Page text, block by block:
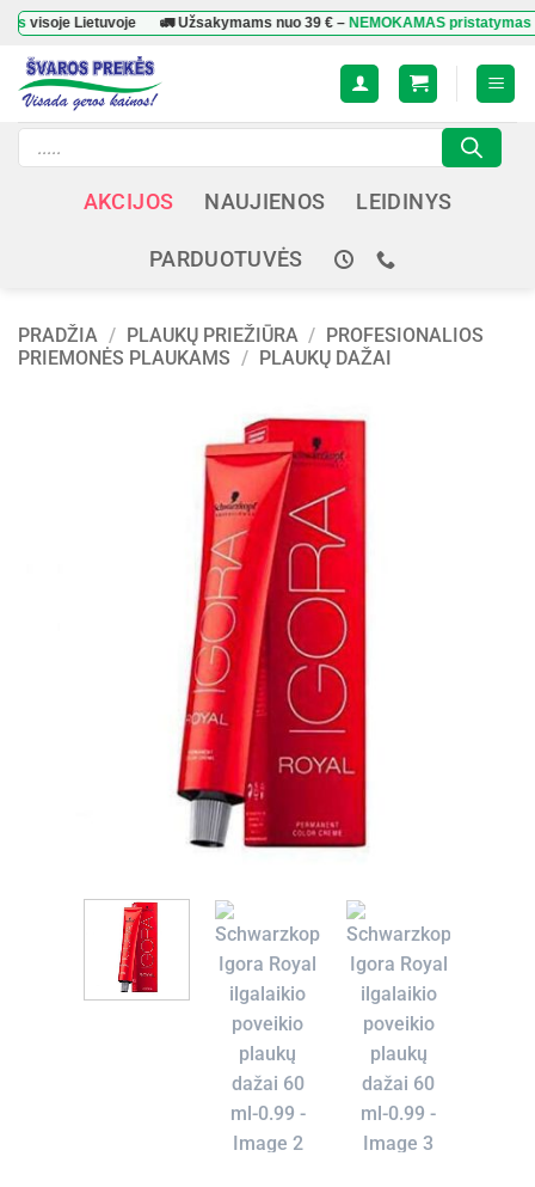
Skip
content
Lietuvoje 🚛 Užsakymams nuo39 €–NEMOKAMAS pristatymasvisoje
Products
search
AKCIJOS NAUJIENOS LEIDINYS
PARDUOTUVĖS
PRADŽIA / PLAUKŲ PRIEŽIŪRA / PROFESIONALIOS
PRIEMONĖS PLAUKAMS / PLAUKŲ DAŽAI